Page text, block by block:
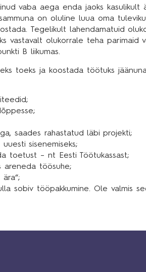
vaba aega enda jaoks kasulikult
on oluline luua oma
Tegelikult lahendamatuid
vastavalt olukorrale teha parimaid
B liikumas.
toeks ja koostada töötuks
saades rahastatud läbi projekti;
sisenemiseks;
toetust – nt Eesti Töötukassast;
areneda töösuhe;
sobiv tööpakkumine. Ole valmis